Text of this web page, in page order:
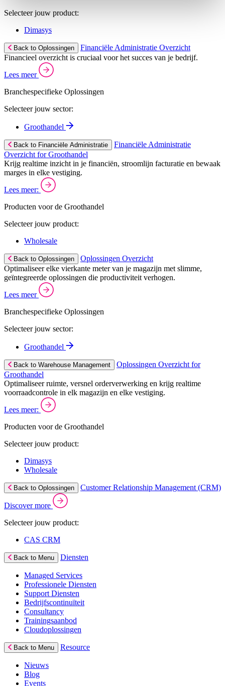
Selecteer jouw product:
Dimasys
Back to Oplossingen
Financiële Administratie Overzicht
Financieel overzicht is cruciaal voor het succes van je bedrijf.
Lees meer
Branchespecifieke Oplossingen
Selecteer jouw sector:
Groothandel
Back to Financiële Administratie
Financiële Administratie
Overzicht for Groothandel
Krijg realtime inzicht in je financiën, stroomlijn facturatie en bewaak
marges in elke vestiging.
Lees meer:
Producten voor de Groothandel
Selecteer jouw product:
Wholesale
Back to Oplossingen
Oplossingen Overzicht
Optimaliseer elke vierkante meter van je magazijn met slimme,
geïntegreerde oplossingen die productiviteit verhogen.
Lees meer
Branchespecifieke Oplossingen
Selecteer jouw sector:
Groothandel
Back to Warehouse Management
Oplossingen Overzicht for
Groothandel
Optimaliseer ruimte, versnel orderverwerking en krijg realtime
voorraadcontrole in elk magazijn en elke vestiging.
Lees meer:
Producten voor de Groothandel
Selecteer jouw product:
Dimasys
Wholesale
Back to Oplossingen Customer Relationship Management (CRM)
Discover more
Selecteer jouw product:
CAS CRM
Back to Menu Diensten
Managed Services
Professionele Diensten
Support Diensten
Bedrijfscontinuïteit
Consultancy
Trainingsaanbod
Cloudoplossingen
Back to Menu Resource
Nieuws
Blog
Events